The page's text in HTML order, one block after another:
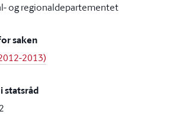
og regionaldepartementet
saken
2013)
statsråd